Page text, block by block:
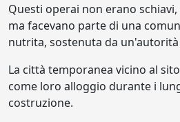
Questi operai non erano
ma facevano parte di una
nutrita, sostenuta da
La città temporanea vicino al
come loro alloggio durante i
costruzione.